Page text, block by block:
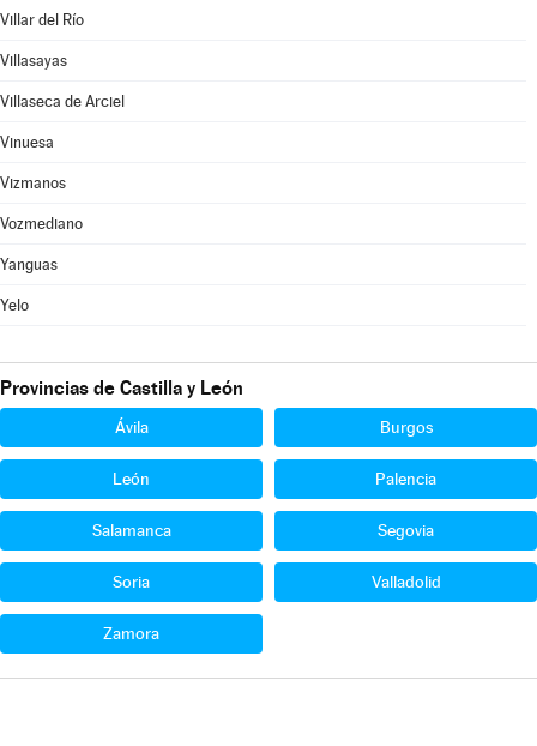
Villar del Río
Villasayas
Villaseca de Arciel
Vinuesa
Vizmanos
Vozmediano
Yanguas
Yelo
Provincias de Castilla y León
Ávila Burgos
León Palencia
Salamanca Segovia
Soria Valladolid
Zamora